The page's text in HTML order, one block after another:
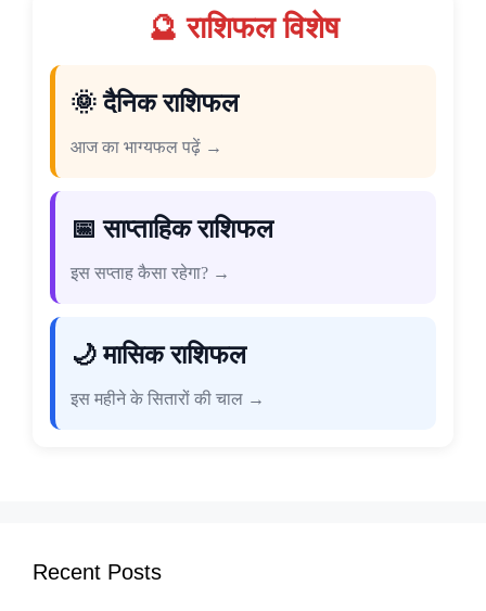
🔮 राशिफल विशेष
🌞 दैनिक राशिफल
आज का भाग्यफल पढ़ें →
📅 साप्ताहिक राशिफल
इस सप्ताह कैसा रहेगा? →
🌙 मासिक राशिफल
इस महीने के सितारों की चाल →
Recent Posts